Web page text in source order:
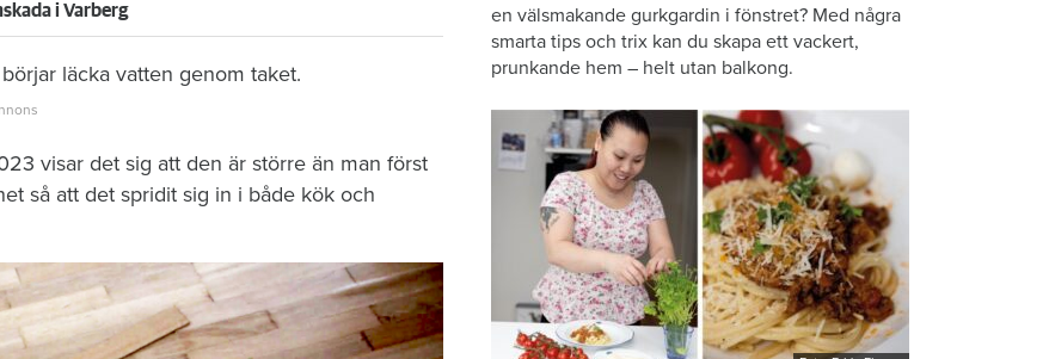
i Varberg
läcka vatten genom taket.
visar det sig att den är större än man först
så att det spridit sig in i både kök och
en välsmakande gurkgardin i fönstret? Med några
smarta tips och trix kan du skapa ett vackert,
prunkande hem – helt utan balkong.